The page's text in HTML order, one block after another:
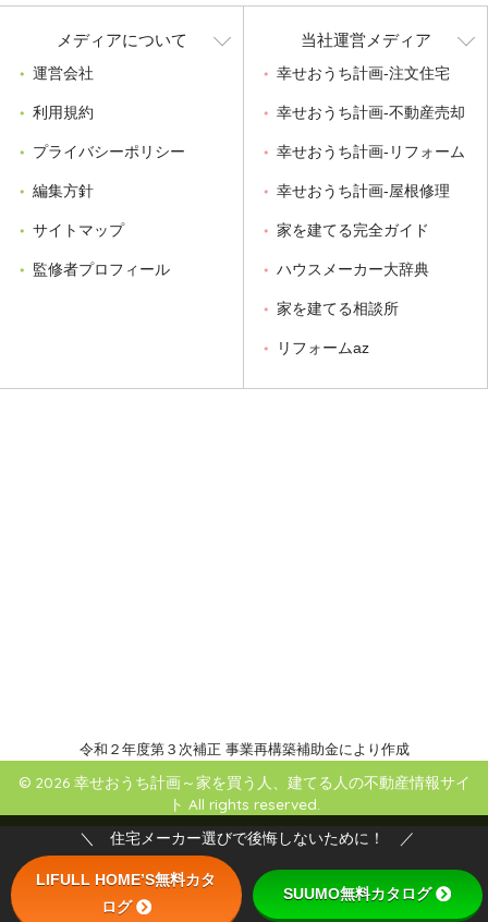
メディアについて
運営会社
利用規約
プライバシーポリシー
編集方針
サイトマップ
監修者プロフィール
当社運営メディア
幸せおうち計画-注文住宅
幸せおうち計画-不動産売却
幸せおうち計画-リフォーム
幸せおうち計画-屋根修理
家を建てる完全ガイド
ハウスメーカー大辞典
家を建てる相談所
リフォームaz
令和２年度第３次補正 事業再構築補助金により作成
© 2026 幸せおうち計画～家を買う人、建てる人の不動産情報サイ
ト All rights reserved.
＼ 住宅メーカー選びで後悔しないために！ ／
LIFULL HOME’S無料カタ
ログ
SUUMO無料カタログ